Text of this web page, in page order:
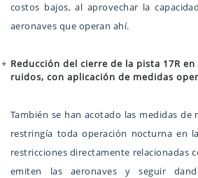
costos bajos, al aprovechar la
aeronaves que operan ahí.
Reducción del cierre de la pista 17R
ruidos, con aplicación de medidas
También se han acotado las medidas
restringía toda operación nocturna en
restricciones directamente relacionadas
emiten las aeronaves y seguir